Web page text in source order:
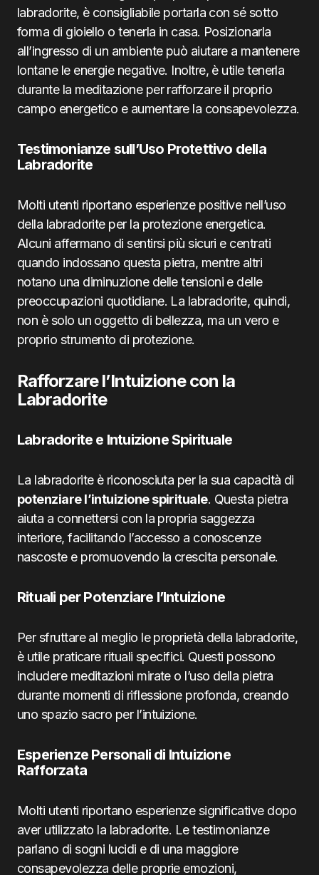
labradorite, è consigliabile portarla con sé sotto
forma di gioiello o tenerla in casa. Posizionarla
all’ingresso di un ambiente può aiutare a mantenere
lontane le energie negative. Inoltre, è utile tenerla
durante la meditazione per rafforzare il proprio
campo energetico e aumentare la consapevolezza.
Testimonianze sull’Uso Protettivo della
Labradorite
Molti utenti riportano esperienze positive nell’uso
della labradorite per la protezione energetica.
Alcuni affermano di sentirsi più sicuri e centrati
quando indossano questa pietra, mentre altri
notano una diminuzione delle tensioni e delle
preoccupazioni quotidiane. La labradorite, quindi,
non è solo un oggetto di bellezza, ma un vero e
proprio strumento di protezione.
Rafforzare l’Intuizione con la
Labradorite
Labradorite e Intuizione Spirituale
La labradorite è riconosciuta per la sua capacità di
potenziare l’intuizione spirituale. Questa pietra
aiuta a connettersi con la propria saggezza
interiore, facilitando l’accesso a conoscenze
nascoste e promuovendo la crescita personale.
Rituali per Potenziare l’Intuizione
Per sfruttare al meglio le proprietà della labradorite,
è utile praticare rituali specifici. Questi possono
includere meditazioni mirate o l’uso della pietra
durante momenti di riflessione profonda, creando
uno spazio sacro per l’intuizione.
Esperienze Personali di Intuizione
Rafforzata
Molti utenti riportano esperienze significative dopo
aver utilizzato la labradorite. Le testimonianze
parlano di sogni lucidi e di una maggiore
consapevolezza delle proprie emozioni,